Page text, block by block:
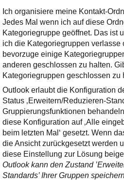
Ich organisiere meine Kontakt-
Jedes Mal wenn ich auf diese
Kategoriegruppe geöffnet. Das ist
ich die Kategoriegruppen verlasse
bevorzuge einige
anderen geschlossen zu halten.
Kategoriegruppen geschlossen zu
Outlook erlaubt die Konfiguration
Status ‚Erweitern/Reduzieren-
Gruppierungsfunktionen
diese Konfiguration auf ‚Alle
beim letzten Mal‘ gesetzt. Wenn
die Ansicht zurückgesetzt werden
diese Einstellung zur Lösung
Outlook kann den Zustand
Standards’ Ihrer Gruppen
bereithält!
Wie z.B. Outlook,
GMail, Thunderbird
oder auch
KuNoMail, usw.
Ihre E-Mail
Adresse:
E-Mail
E-Mail bestätigen